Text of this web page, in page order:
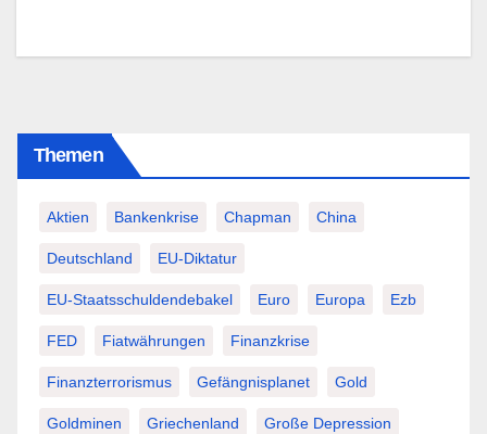
Themen
Aktien Bankenkrise Chapman China
Deutschland EU-Diktatur
EU-Staatsschuldendebakel Euro Europa Ezb
FED Fiatwährungen Finanzkrise
Finanzterrorismus Gefängnisplanet Gold
Goldminen Griechenland Große Depression